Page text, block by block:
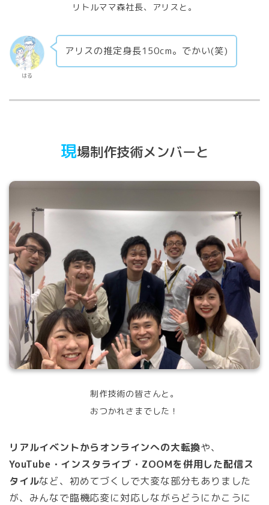
リトルママ森社長、アリスと。
はる
アリスの推定身長150cm。でかい(笑)
現場制作技術メンバーと
制作技術の皆さんと。
おつかれさまでした！
リアルイベントからオンラインへの大転換や、
YouTube・インスタライブ・ZOOMを併用した配信ス
タイルなど、初めてづくしで大変な部分もありました
が、みんなで臨機応変に対応しながらどうにかこうに